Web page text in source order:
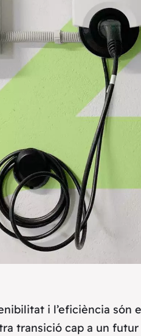
i l’eficiència són
transició cap a un